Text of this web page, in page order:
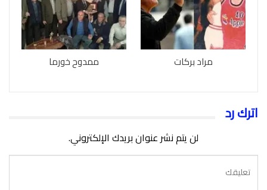
مراد بركات ممدوح خورما
اترك رد
لن يتم نشر عنوان بريدك الإلكتروني.